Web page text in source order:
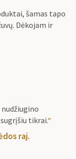
šamas tapo
Dėkojam ir
tikrai.“
raj.